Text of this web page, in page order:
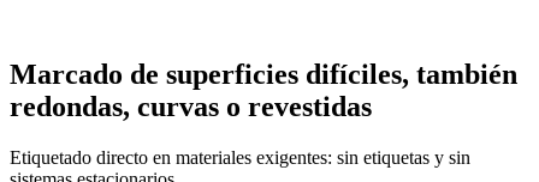
Marcado de superficies difíciles, también
redondas, curvas o revestidas
Etiquetado directo en materiales exigentes: sin etiquetas y sin